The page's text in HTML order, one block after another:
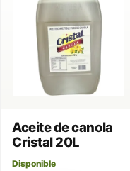
Aceite de canola
Cristal 20L
Disponible